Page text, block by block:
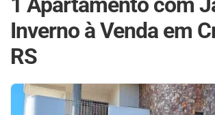
Inverno à Venda em
RS